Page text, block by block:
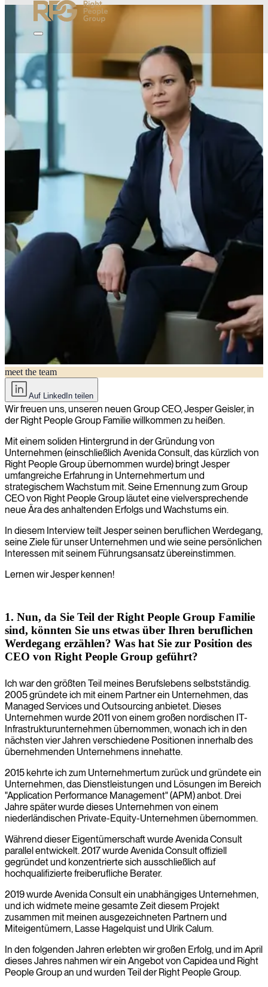
Lernen Sie Jesper Geisler kennen, den neu ernannten Group CEO
von Right People Group
meet the team
Auf LinkedIn teilen
Wir freuen uns, unseren neuen Group CEO, Jesper Geisler, in
der Right People Group Familie willkommen zu heißen.
Mit einem soliden Hintergrund in der Gründung von
Unternehmen (einschließlich Avenida Consult, das kürzlich von
Right People Group übernommen wurde) bringt Jesper
umfangreiche Erfahrung in Unternehmertum und
strategischem Wachstum mit. Seine Ernennung zum Group
CEO von Right People Group läutet eine vielversprechende
neue Ära des anhaltenden Erfolgs und Wachstums ein.
In diesem Interview teilt Jesper seinen beruflichen Werdegang,
seine Ziele für unser Unternehmen und wie seine persönlichen
Interessen mit seinem Führungsansatz übereinstimmen.
Lernen wir Jesper kennen!
1. Nun, da Sie Teil der Right People Group Familie
sind, könnten Sie uns etwas über Ihren beruflichen
Werdegang erzählen? Was hat Sie zur Position des
CEO von Right People Group geführt?
Ich war den größten Teil meines Berufslebens selbstständig.
2005 gründete ich mit einem Partner ein Unternehmen, das
Managed Services und Outsourcing anbietet. Dieses
Unternehmen wurde 2011 von einem großen nordischen IT-
Infrastrukturunternehmen übernommen, wonach ich in den
nächsten vier Jahren verschiedene Positionen innerhalb des
übernehmenden Unternehmens innehatte.
2015 kehrte ich zum Unternehmertum zurück und gründete ein
Unternehmen, das Dienstleistungen und Lösungen im Bereich
"Application Performance Management" (APM) anbot. Drei
Jahre später wurde dieses Unternehmen von einem
niederländischen Private-Equity-Unternehmen übernommen.
Während dieser Eigentümerschaft wurde Avenida Consult
parallel entwickelt. 2017 wurde Avenida Consult offiziell
gegründet und konzentrierte sich ausschließlich auf
hochqualifizierte freiberufliche Berater.
2019 wurde Avenida Consult ein unabhängiges Unternehmen,
und ich widmete meine gesamte Zeit diesem Projekt
zusammen mit meinen ausgezeichneten Partnern und
Miteigentümern, Lasse Hagelquist und Ulrik Calum.
In den folgenden Jahren erlebten wir großen Erfolg, und im April
dieses Jahres nahmen wir ein Angebot von Capidea und Right
People Group an und wurden Teil der Right People Group.